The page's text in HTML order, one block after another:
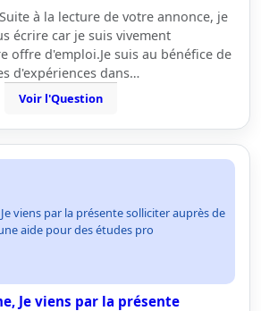
à la lecture de votre annonce, je
écrire car je suis vivement
offre d'emploi.Je suis au bénéfice de
d'expériences dans…
Voir l'Question
viens par la présente solliciter auprès de
aide pour des études pro
Je viens par la présente